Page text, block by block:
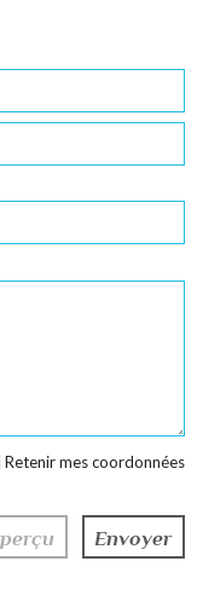
Retenir mes coordonnées